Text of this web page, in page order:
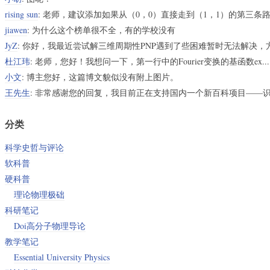
rising sun: 老师，建议添加如果从（0，0）直接走到（1，1）的第三条
jiawen: 为什么这个榜单很不全，有的学校没有
JyZ: 你好，我最近尝试解三维周期性PNP遇到了些困难暂时无法解决，
杜江玮: 老师，您好！我想问一下，第一行中的Fourier变换的基函数ex...
小文: 博主您好，这篇博文貌似没有附上图片。
王先生: 非常感谢您的回复，我目前正在支持国内一个新百科项目——
分类
科学史哲与评论
软科普
硬科普
理论物理极础
科研笔记
Doi高分子物理导论
教学笔记
Essential University Physics